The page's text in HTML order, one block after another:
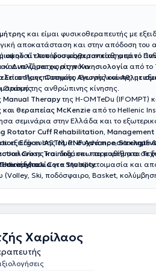
και είμαι φυσικοθεραπευτής με
αποκατάσταση και στην απόδοση του
επιπέδου μέχρι τον καθημερινό
και να ζήσει χωρίς πόνο.
τίτλου φυσικοθεραπείαςαπό το
Διπλώματος στην Κινησιολογία από το
Πανεπιστημίου Θεσσαλονίκης, με
της ανθρώπινης κίνησης.
Επιστήμης Φυσικής Αγωγής και
Θράκης.
Therapyτης H-OMTeDu (IFOMPT)
θεραπείας McKenzie από το Hellenic
σεμινάρια στην Ελλάδα και το
Rotator Cuff Rehabilitation,
Ergon IASTM, PNF Advance, Strength
Cross Training, και παρευρέθηκα σε
συνέδρια.
εξειδίκευσης είμαισυχνά
και διδάσκω τα μαθήματα
και Core Stability.
Ιταλίαγια την προετοιμασία και
Ski, ποδόσφαιρο, Basket,
Χαρίλαος